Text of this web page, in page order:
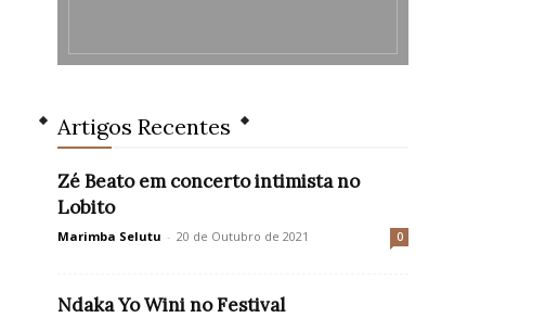
Artigos Recentes
Zé Beato em concerto intimista no
Lobito
Marimba Selutu - 20 de Outubro de 2021 0
Ndaka Yo Wini no Festival